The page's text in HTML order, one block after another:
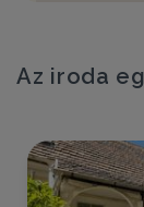
Az iroda